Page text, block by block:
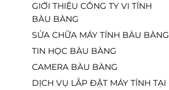
GIỚI THIỆU CÔNG TY VI TÍNH
BÀU BÀNG
SỬA CHỮA MÁY TÍNH BÀU BÀNG
TIN HỌC BÀU BÀNG
CAMERA BÀU BÀNG
DỊCH VỤ LẮP ĐẶT MÁY TÍNH TẠI